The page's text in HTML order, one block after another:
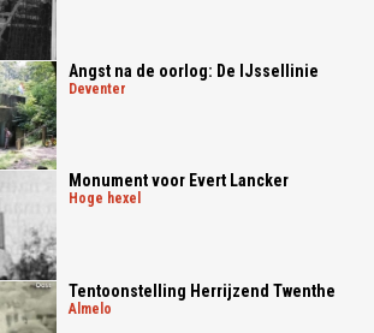
Angst na de oorlog: De IJssellinie
deventer
Monument voor Evert Lancker
hoge hexel
Tentoonstelling Herrijzend Twenthe
almelo